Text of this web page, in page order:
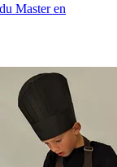
Master en